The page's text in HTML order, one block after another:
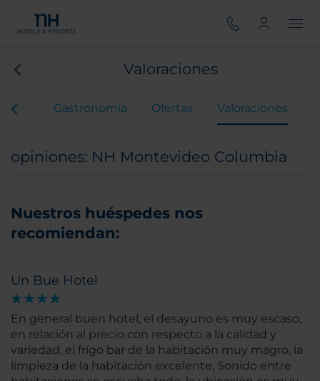
Valoraciones
Gastronomía Ofertas Valoraciones
opiniones: NH Montevideo Columbia
Nuestros huéspedes nos
recomiendan:
Un Bue Hotel
En general buen hotel, el desayuno es muy escaso,
en relación al precio con respecto a la calidad y
variedad, el frígo bar de la habitación muy magro, la
limpieza de la habitación excelente, Sonido entre